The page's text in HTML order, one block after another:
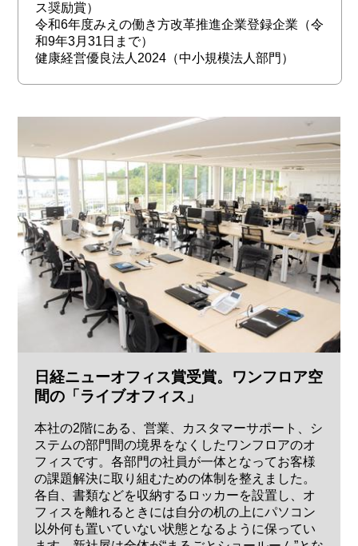
ス奨励賞）
令和6年度みえの働き方改革推進企業登録企業（令
和9年3月31日まで）
健康経営優良法人2024（中小規模法人部門）
日経ニューオフィス賞受賞。ワンフロア空
間の「ライブオフィス」
本社の2階にある、営業、カスタマーサポート、シ
ステムの部門間の境界をなくしたワンフロアのオ
フィスです。各部門の社員が一体となってお客様
の課題解決に取り組むための体制を整えました。
各自、書類などを収納するロッカーを設置し、オ
フィスを離れるときには自分の机の上にパソコン
以外何も置いていない状態となるように保ってい